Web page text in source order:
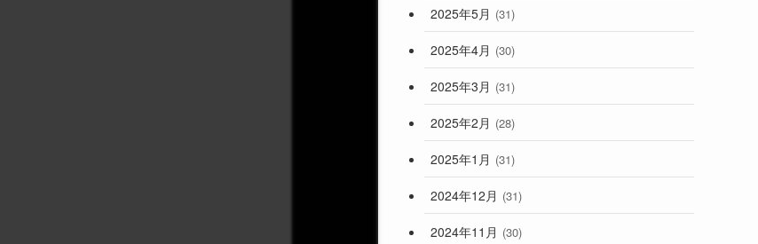
2025年5月 (31)
2025年4月 (30)
2025年3月 (31)
2025年2月 (28)
2025年1月 (31)
2024年12月 (31)
2024年11月 (30)